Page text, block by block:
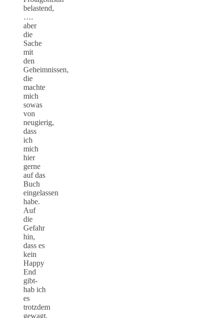
belastend,
….
aber
die
Sache
mit
den
Geheimnissen,
die
machte
mich
sowas
von
neugierig,
dass
ich
mich
hier
gerne
auf das
Buch
eingelassen
habe.
Auf
die
Gefahr
hin,
dass es
kein
Happy
End
gibt-
hab ich
es
trotzdem
gewagt.